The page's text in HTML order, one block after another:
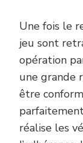
Une fois le
jeu sont
opération
une grande
être
réalise les